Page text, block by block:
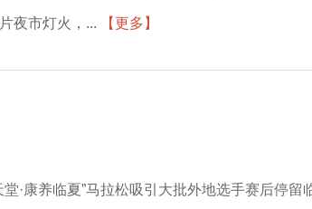
夜市灯火，... 【更多】
·康养临夏”马拉松吸引大批外地选手赛后停留